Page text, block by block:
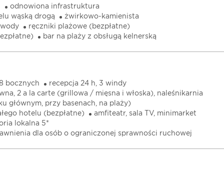
odnowiona infrastruktura
wąską drogą
żwirkowo-kamienista
ręczniki plażowe (bezpłatne)
bar na plaży z obsługą kelnerską
bocznych
recepcja 24 h, 3 windy
2 a la carte (grillowa / mięsna i włoska), naleśnikarnia
głównym, przy basenach, na plaży)
hotelu (bezpłatne)
amfiteatr, sala TV, minimarket
lokalna 5*
dla osób o ograniczonej sprawności ruchowej